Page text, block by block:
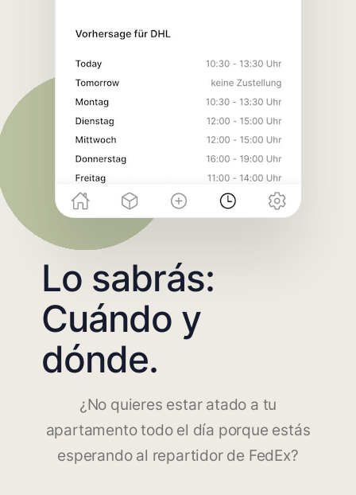
Lo sabrás:
Cuándo y
dónde.
¿No quieres estar atado a tu
apartamento todo el día porque estás
esperando al repartidor de FedEx?